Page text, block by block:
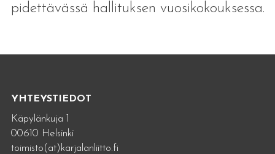
pidettävässä hallituksen vuosikokouksessa.
YHTEYSTIEDOT
Käpylänkuja 1
00610 Helsinki
toimisto(at)karjalanliitto.fi